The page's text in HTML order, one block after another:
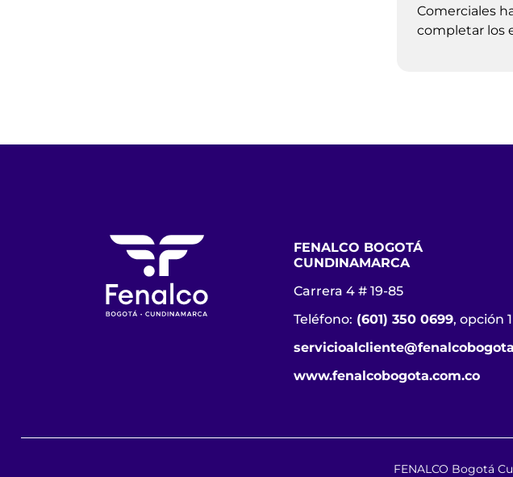
Comerciales
completar los
FENALCO BOGOTÁ
CUNDINAMARCA
Carrera 4 # 19-85
Teléfono: (601) 350 0699, opción 1
www.fenalcobogota.com.co
FENALCO Bogotá